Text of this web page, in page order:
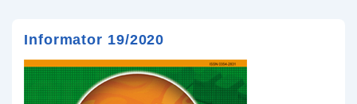
Informator 19/2020